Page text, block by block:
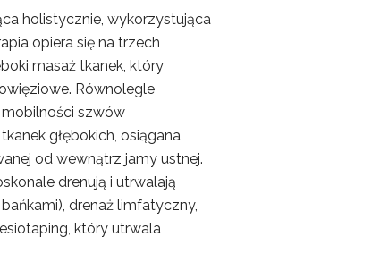
holistycznie, wykorzystująca
opiera się na trzech
masaż tkanek, który
Równolegle
szwów
głębokich, osiągana
od wewnątrz jamy ustnej.
drenują i utrwalają
drenaż limfatyczny,
który utrwala